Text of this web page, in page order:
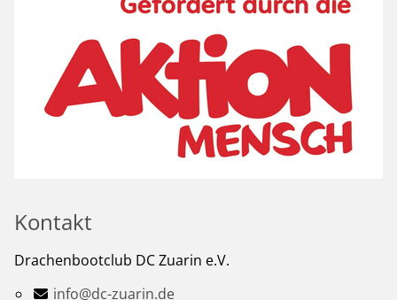
Kontakt
Drachenbootclub DC Zuarin e.V.
info@dc-zuarin.de